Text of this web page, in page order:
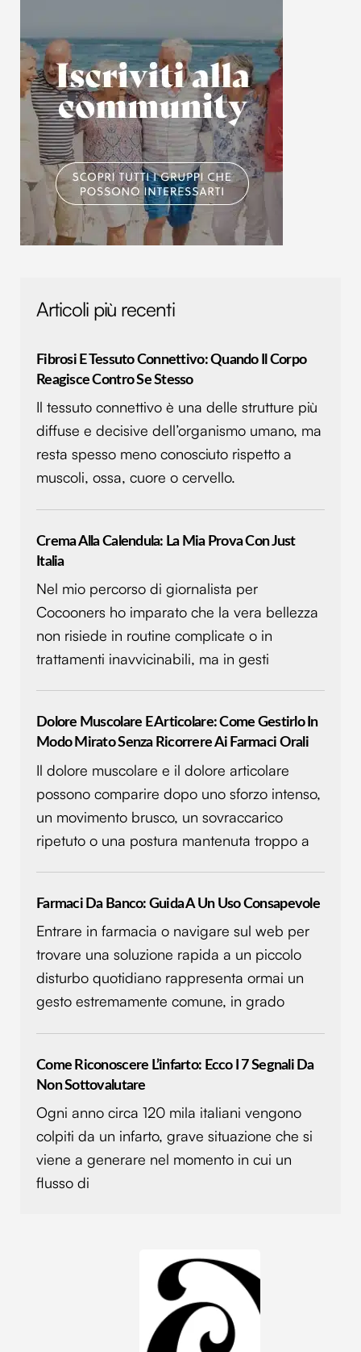
Articoli più recenti
Fibrosi E Tessuto Connettivo: Quando Il Corpo
Reagisce Contro Se Stesso
Il tessuto connettivo è una delle strutture più
diffuse e decisive dell’organismo umano, ma
resta spesso meno conosciuto rispetto a
muscoli, ossa, cuore o cervello.
Crema Alla Calendula: La Mia Prova Con Just
Italia
Nel mio percorso di giornalista per
Cocooners ho imparato che la vera bellezza
non risiede in routine complicate o in
trattamenti inavvicinabili, ma in gesti
Dolore Muscolare E Articolare: Come Gestirlo In
Modo Mirato Senza Ricorrere Ai Farmaci Orali
Il dolore muscolare e il dolore articolare
possono comparire dopo uno sforzo intenso,
un movimento brusco, un sovraccarico
ripetuto o una postura mantenuta troppo a
Farmaci Da Banco: Guida A Un Uso Consapevole
Entrare in farmacia o navigare sul web per
trovare una soluzione rapida a un piccolo
disturbo quotidiano rappresenta ormai un
gesto estremamente comune, in grado
Come Riconoscere L’infarto: Ecco I 7 Segnali Da
Non Sottovalutare
Ogni anno circa 120 mila italiani vengono
colpiti da un infarto, grave situazione che si
viene a generare nel momento in cui un
flusso di